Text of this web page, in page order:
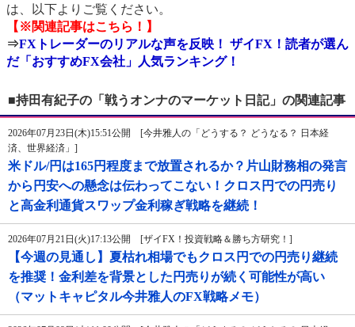
は、以下よりご覧ください。
【※関連記事はこちら！】
⇒FXトレーダーのリアルな声を反映！ ザイFX！読者が選ん
だ「おすすめFX会社」人気ランキング！
■持田有紀子の「戦うオンナのマーケット日記」の関連記事
2026年07月23日(木)15:51公開 [今井雅人の「どうする？ どうなる？ 日本経
済、世界経済」]
米ドル/円は165円程度まで放置されるか？片山財務相の発言
から円安への懸念は伝わってこない！クロス円での円売り
と高金利通貨スワップ金利稼ぎ戦略を継続！
2026年07月21日(火)17:13公開 [ザイFX！投資戦略＆勝ち方研究！]
【今週の見通し】夏枯れ相場でもクロス円での円売り継続
を推奨！金利差を背景とした円売りが続く可能性が高い
（マットキャピタル今井雅人のFX戦略メモ）